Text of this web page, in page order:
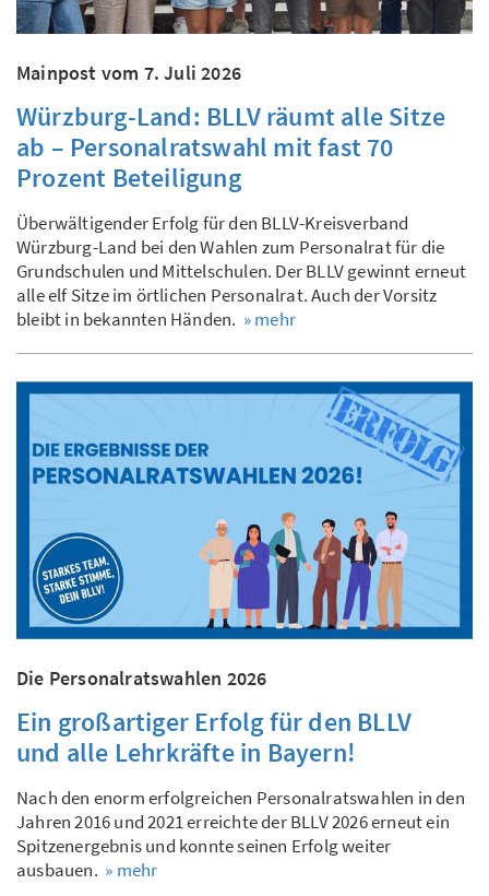
Mainpost vom 7. Juli 2026
Würzburg-Land: BLLV räumt alle Sitze
ab – Personalratswahl mit fast 70
Prozent Beteiligung
Überwältigender Erfolg für den BLLV-Kreisverband
Würzburg-Land bei den Wahlen zum Personalrat für die
Grundschulen und Mittelschulen. Der BLLV gewinnt erneut
alle elf Sitze im örtlichen Personalrat. Auch der Vorsitz
bleibt in bekannten Händen. » mehr
Die Personalratswahlen 2026
Ein großartiger Erfolg für den BLLV
und alle Lehrkräfte in Bayern!
Nach den enorm erfolgreichen Personalratswahlen in den
Jahren 2016 und 2021 erreichte der BLLV 2026 erneut ein
Spitzenergebnis und konnte seinen Erfolg weiter
ausbauen. » mehr